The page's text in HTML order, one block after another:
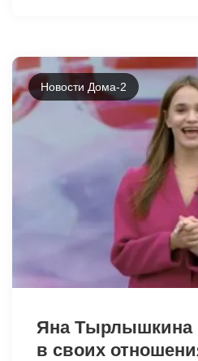
Новости Дома-2
Яна Тырлышкина
в своих